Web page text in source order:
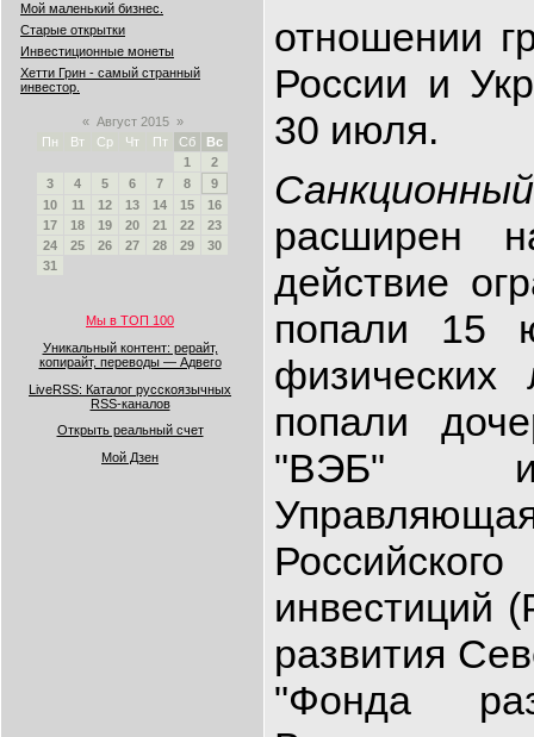
Мой маленький бизнес.
Старые открытки
Инвестиционные монеты
Хетти Грин - самый странный
инвестор.
« Август 2015 »
Пн
Вт Ср Чт Пт Сб
Вс
1
2
3
4 5 6 7 8
9
10
11 12 13 14 15
16
17
18 19 20 21 22
23
24
25 26 27 28 29
30
31
Мы в ТОП 100
Уникальный контент: рерайт,
копирайт, переводы — Адвего
LiveRSS: Каталог русскоязычных
RSS-каналов
Открыть реальный счет
Мой Дзен
отношении
России и
30 июля.
расширен
действие
попали 15
попали
"ВЭБ" и
инвестиций
развития
"Фонда